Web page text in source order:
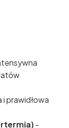
prawidłowa
-